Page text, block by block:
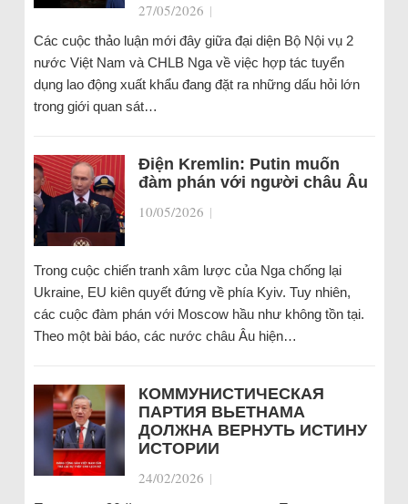
27/05/2026 |
Các cuộc thảo luận mới đây giữa đại diện Bộ Nội vụ 2
nước Việt Nam và CHLB Nga về việc hợp tác tuyển
dụng lao động xuất khẩu đang đặt ra những dấu hỏi lớn
trong giới quan sát…
Điện Kremlin: Putin muốn
đàm phán với người châu Âu
10/05/2026 |
Trong cuộc chiến tranh xâm lược của Nga chống lại
Ukraine, EU kiên quyết đứng về phía Kyiv. Tuy nhiên,
các cuộc đàm phán với Moscow hầu như không tồn tại.
Theo một bài báo, các nước châu Âu hiện…
КОММУНИСТИЧЕСКАЯ
ПАРТИЯ ВЬЕТНАМА
ДОЛЖНА ВЕРНУТЬ ИСТИНУ
ИСТОРИИ
24/02/2026 |